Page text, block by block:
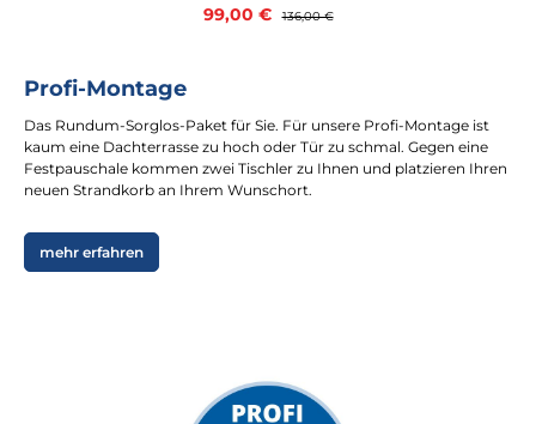
Verkaufspreis:
99,00 € Regulärer Preis:
136,00 €
Profi-Montage
Das Rundum-Sorglos-Paket für Sie. Für unsere Profi-Montage ist
kaum eine Dachterrasse zu hoch oder Tür zu schmal. Gegen eine
Festpauschale kommen zwei Tischler zu Ihnen und platzieren Ihren
neuen Strandkorb an Ihrem Wunschort.
mehr erfahren